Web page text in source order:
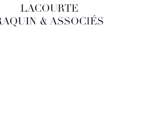
LACOURTE RAQUIN & ASSOCIÉS